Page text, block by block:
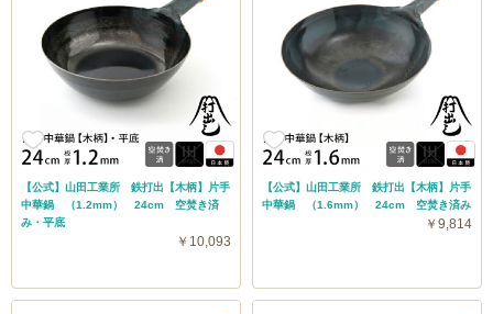
【公式】山田工業所 鉄打出【木柄】片手
中華鍋 （1.2mm） 24cm 空焚き済
み・平底
￥10,093
【公式】山田工業所 鉄打出【木柄】片手
中華鍋 （1.6mm） 24cm 空焚き済み
￥9,814